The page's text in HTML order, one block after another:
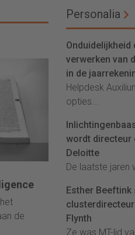
de
Personalia
Onduidelijkheid
verwerken van
in de
Helpdesk
opties...
wordt directeur
Deloitte
De laatste jaren
Esther Beeftink
Flynth
Ze was MT-lid